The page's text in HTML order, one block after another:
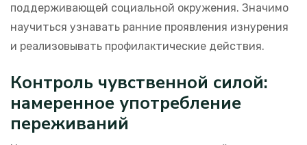
поддерживающей социальной окружения. Значимо
научиться узнавать ранние проявления изнурения
и реализовывать профилактические действия.
Контроль чувственной силой:
намеренное употребление
переживаний